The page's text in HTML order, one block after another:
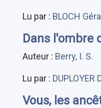
Lu par : BLOCH
Dans l'ombre
Auteur : Berry, I. S.
Lu par : DUPLOYER
Vous, les